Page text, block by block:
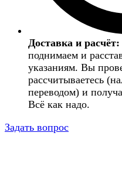
Доставка и расчёт:
поднимаем и
указаниям. Вы
рассчитываетесь
переводом) и
Всё как надо.
Задать вопрос